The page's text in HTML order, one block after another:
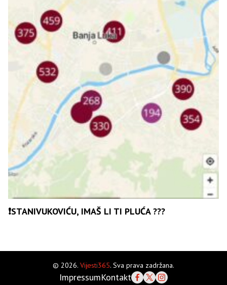
❗️STANIVUKOVIĆU, IMAŠ LI TI PLUĆA ???
© 2026. Vijesti365. Sva prava zadržana.
ImpressumKontakt